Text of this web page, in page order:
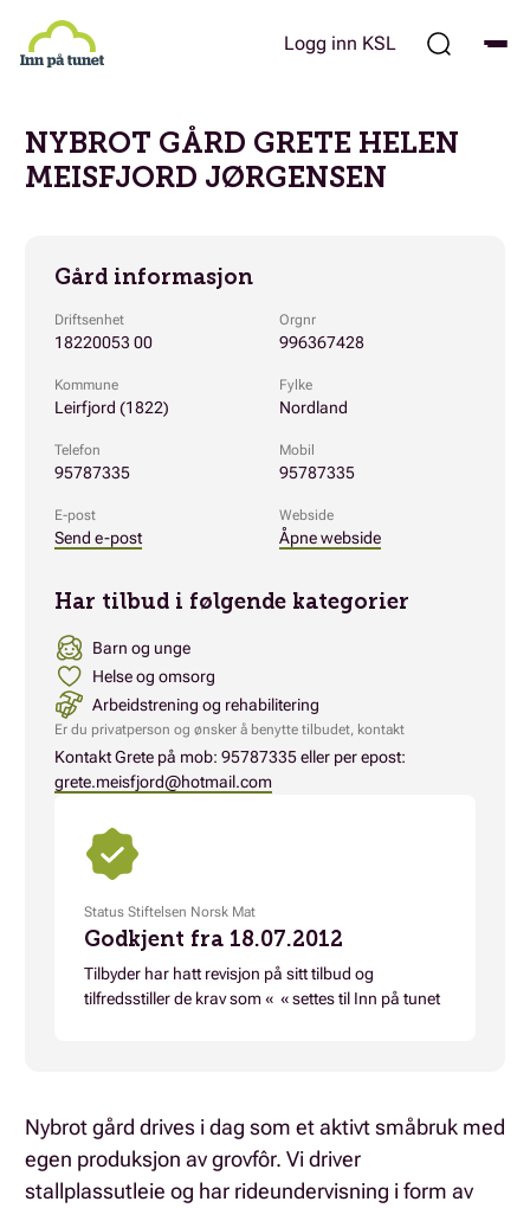
hovedinnhold
Logg inn KSL
NYBROT GÅRD GRETE HELEN
MEISFJORD JØRGENSEN
Gård informasjon
Driftsenhet
18220053 00
Orgnr
996367428
Kommune
Leirfjord (1822)
Fylke
Nordland
Telefon
95787335
Mobil
95787335
E-post
Send e-post
Webside
Åpne webside
Har tilbud i følgende kategorier
Barn og unge
Helse og omsorg
Arbeidstrening og rehabilitering
Er du privatperson og ønsker å benytte tilbudet, kontakt
Kontakt Grete på mob: 95787335 eller per epost:
grete.meisfjord@hotmail.com
Status Stiftelsen Norsk Mat
Godkjent fra 18.07.2012
Tilbyder har hatt revisjon på sitt tilbud og
tilfredsstiller de krav som « « settes til Inn på tunet
Nybrot gård drives i dag som et aktivt småbruk med
egen produksjon av grovfôr. Vi driver
stallplassutleie og har rideundervisning i form av